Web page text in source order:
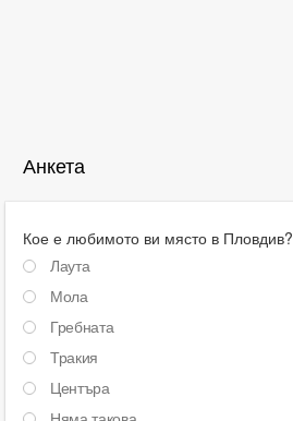
Анкета
Кое е любимото ви място в Пловдив?
Лаута
Мола
Гребната
Тракия
Центъра